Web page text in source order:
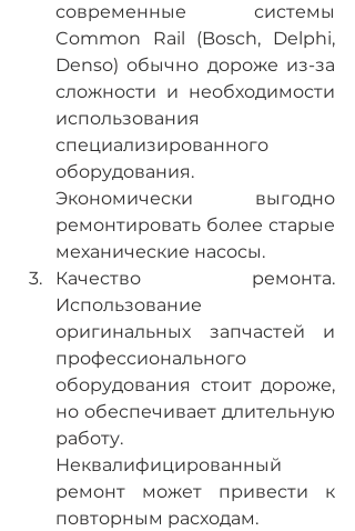
современные системы
Common Rail (Bosch, Delphi,
Denso) обычно дороже из-за
сложности и необходимости
использования
специализированного
оборудования.
Экономически выгодно
ремонтировать более старые
механические насосы.
Качество ремонта.
Использование
оригинальных запчастей и
профессионального
оборудования стоит дороже,
но обеспечивает длительную
работу.
Неквалифицированный
ремонт может привести к
повторным расходам.